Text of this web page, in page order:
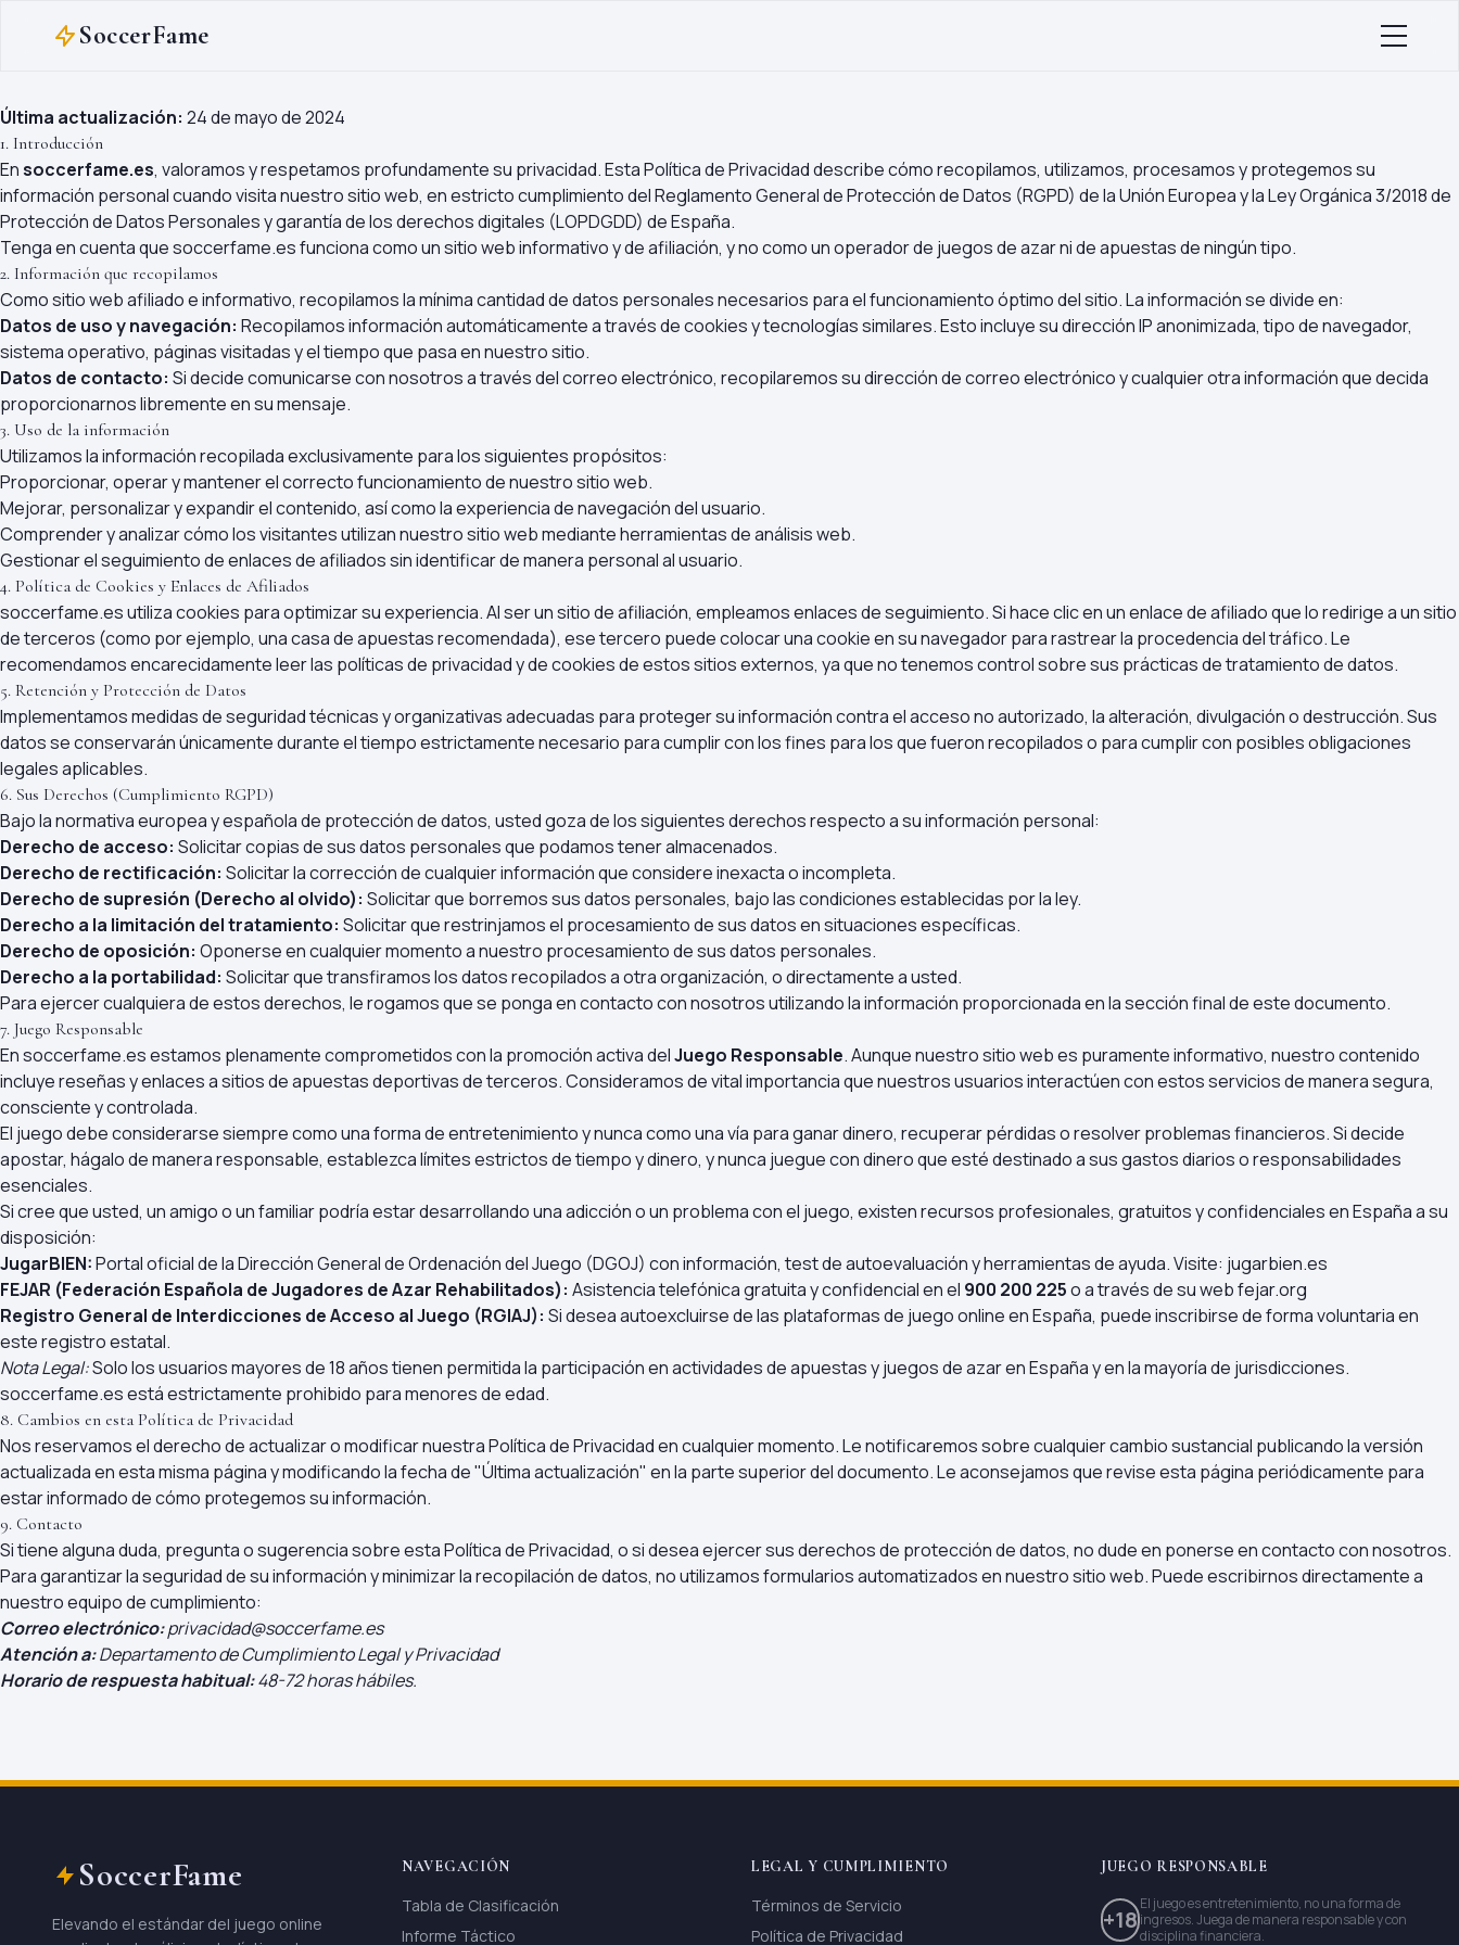
SoccerFame
Última actualización: 24 de mayo de 2024
1. Introducción
Ensoccerfame.es, valoramos y respetamos profundamente su privacidad. Esta Política de Privacidad describe cómo recopilamos, utilizamos, procesamos y protegemos su
información personal cuando visita nuestro sitio web, en estricto cumplimiento del Reglamento General de Protección de Datos (RGPD) de la Unión Europea y la Ley Orgánica 3/2018 de
Protección de Datos Personales y garantía de los derechos digitales (LOPDGDD) de España.
Tenga en cuenta que soccerfame.es funciona como un sitio web informativo y de afiliación, y no como un operador de juegos de azar ni de apuestas de ningún tipo.
2. Información que recopilamos
Como sitio web afiliado e informativo, recopilamos la mínima cantidad de datos personales necesarios para el funcionamiento óptimo del sitio. La información se divide en:
Datos de uso y navegación: Recopilamos información automáticamente a través de cookies y tecnologías similares. Esto incluye su dirección IP anonimizada, tipo de navegador,
sistema operativo, páginas visitadas y el tiempo que pasa en nuestro sitio.
Datos de contacto: Si decide comunicarse con nosotros a través del correo electrónico, recopilaremos su dirección de correo electrónico y cualquier otra información que decida
proporcionarnos libremente en su mensaje.
3. Uso de la información
Utilizamos la información recopilada exclusivamente para los siguientes propósitos:
Proporcionar, operar y mantener el correcto funcionamiento de nuestro sitio web.
Mejorar, personalizar y expandir el contenido, así como la experiencia de navegación del usuario.
Comprender y analizar cómo los visitantes utilizan nuestro sitio web mediante herramientas de análisis web.
Gestionar el seguimiento de enlaces de afiliados sin identificar de manera personal al usuario.
4. Política de Cookies y Enlaces de Afiliados
soccerfame.es utiliza cookies para optimizar su experiencia. Al ser un sitio de afiliación, empleamos enlaces de seguimiento. Si hace clic en un enlace de afiliado que lo redirige a un sitio
de terceros (como por ejemplo, una casa de apuestas recomendada), ese tercero puede colocar una cookie en su navegador para rastrear la procedencia del tráfico. Le
recomendamos encarecidamente leer las políticas de privacidad y de cookies de estos sitios externos, ya que no tenemos control sobre sus prácticas de tratamiento de datos.
5. Retención y Protección de Datos
Implementamos medidas de seguridad técnicas y organizativas adecuadas para proteger su información contra el acceso no autorizado, la alteración, divulgación o destrucción. Sus
datos se conservarán únicamente durante el tiempo estrictamente necesario para cumplir con los fines para los que fueron recopilados o para cumplir con posibles obligaciones
legales aplicables.
6. Sus Derechos (Cumplimiento RGPD)
Bajo la normativa europea y española de protección de datos, usted goza de los siguientes derechos respecto a su información personal:
Derecho de acceso: Solicitar copias de sus datos personales que podamos tener almacenados.
Derecho de rectificación: Solicitar la corrección de cualquier información que considere inexacta o incompleta.
Derecho de supresión (Derecho al olvido): Solicitar que borremos sus datos personales, bajo las condiciones establecidas por la ley.
Derecho a la limitación del tratamiento: Solicitar que restrinjamos el procesamiento de sus datos en situaciones específicas.
Derecho de oposición: Oponerse en cualquier momento a nuestro procesamiento de sus datos personales.
Derecho a la portabilidad: Solicitar que transfiramos los datos recopilados a otra organización, o directamente a usted.
Para ejercer cualquiera de estos derechos, le rogamos que se ponga en contacto con nosotros utilizando la información proporcionada en la sección final de este documento.
7. Juego Responsable
En soccerfame.es estamos plenamente comprometidos con la promoción activa delJuego Responsable. Aunque nuestro sitio web es puramente informativo, nuestro contenido
incluye reseñas y enlaces a sitios de apuestas deportivas de terceros. Consideramos de vital importancia que nuestros usuarios interactúen con estos servicios de manera segura,
consciente y controlada.
El juego debe considerarse siempre como una forma de entretenimiento y nunca como una vía para ganar dinero, recuperar pérdidas o resolver problemas financieros. Si decide
apostar, hágalo de manera responsable, establezca límites estrictos de tiempo y dinero, y nunca juegue con dinero que esté destinado a sus gastos diarios o responsabilidades
esenciales.
Si cree que usted, un amigo o un familiar podría estar desarrollando una adicción o un problema con el juego, existen recursos profesionales, gratuitos y confidenciales en España a su
disposición:
JugarBIEN:Portal oficial de la Dirección General de Ordenación del Juego (DGOJ) con información, test de autoevaluación y herramientas de ayuda. Visite: jugarbien.es
FEJAR (Federación Española de Jugadores de Azar Rehabilitados): Asistencia telefónica gratuita y confidencial en el 900 200 225o a través de su webfejar.org
Registro General de Interdicciones de Acceso al Juego (RGIAJ): Si desea autoexcluirse de las plataformas de juego online en España, puede inscribirse de forma voluntaria en
este registro estatal.
Nota Legal:Solo los usuarios mayores de 18 años tienen permitida la participación en actividades de apuestas y juegos de azar en España y en la mayoría de jurisdicciones.
soccerfame.es está estrictamente prohibido para menores de edad.
8. Cambios en esta Política de Privacidad
Nos reservamos el derecho de actualizar o modificar nuestra Política de Privacidad en cualquier momento. Le notificaremos sobre cualquier cambio sustancial publicando la versión
actualizada en esta misma página y modificando la fecha de "Última actualización" en la parte superior del documento. Le aconsejamos que revise esta página periódicamente para
estar informado de cómo protegemos su información.
9. Contacto
Si tiene alguna duda, pregunta o sugerencia sobre esta Política de Privacidad, o si desea ejercer sus derechos de protección de datos, no dude en ponerse en contacto con nosotros.
Para garantizar la seguridad de su información y minimizar la recopilación de datos, no utilizamos formularios automatizados en nuestro sitio web. Puede escribirnos directamente a
nuestro equipo de cumplimiento:
Correo electrónico:privacidad@soccerfame.es
Atención a:Departamento de Cumplimiento Legal y Privacidad
Horario de respuesta habitual:48-72 horas hábiles.
SoccerFame
Elevando el estándar del juego online
NAVEGACIÓN
Tabla de Clasificación
Informe Táctico
LEGAL Y CUMPLIMIENTO
Términos de Servicio
Política de Privacidad
JUEGO RESPONSABLE
+18
El juego es entretenimiento, no una forma de
ingresos. Juega de manera responsable y con
disciplina financiera.